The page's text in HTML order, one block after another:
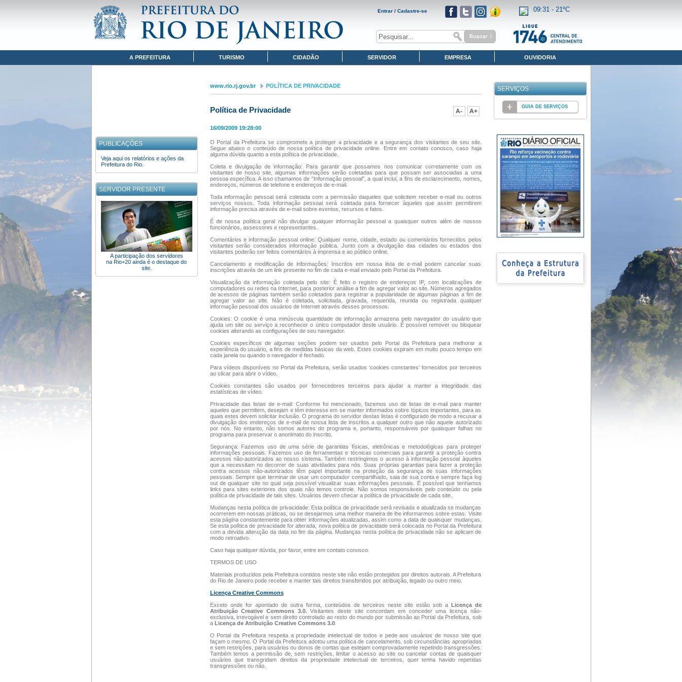
www.rio.rj.gov.br
POLÍTICA DE PRIVACIDADE
Entrar / Cadastre-se 09:31 -21ºC
A PREFEITURA TURISMO CIDADÃO SERVIDOR EMPRESA OUVIDORIA
PUBLICAÇÕES
Veja aqui os relatórios e ações da
Prefeitura do Rio.
SERVIDOR PRESENTE
A participação dos servidores
na Rio+20 ainda é o destaque do
site.
www.rio.rj.gov.br POLÍTICA DE PRIVACIDADE
Política de Privacidade
16/09/2009 19:28:00
O Portal da Prefeitura se compromete a proteger a privacidade e a segurança dos visitantes de seu site.
Segue abaixo o conteúdo de nossa política de privacidade online. Entre em contato conosco, caso haja
alguma dúvida quanto a esta política de privacidade.
Coleta e divulgação de informação: Para garantir que possamos nos comunicar corretamente com os
visitantes de nosso site, algumas informações serão coletadas para que possam ser associadas a uma
pessoa específica. A isso chamamos de "Informação pessoal", a qual inclui, a fins de esclarecimento, nomes,
endereços, números de telefone e endereços de e-mail.
Toda informação pessoal será coletada com a permissão daqueles que solicitem receber e-mail ou outros
serviços nossos. Toda informação pessoal será coletada para fornecer àqueles que assim permitirem
informação precisa através de e-mail sobre eventos, recursos e fatos.
É de nossa política geral não divulgar qualquer informação pessoal a quaisquer outros além de nossos
funcionários, assessores e representantes.
Comentários e informação pessoal online: Qualquer nome, cidade, estado ou comentários fornecidos pelos
visitantes serão considerados informação pública. Junto com a divulgação das cidades ou estados dos
visitantes poderão ser feitos comentários à imprensa e ao público online.
Cancelamento e modificação de informações: Inscritos em nossa lista de e-mail podem cancelar suas
inscrições através de um link presente no fim de cada e-mail enviado pelo Portal da Prefeitura.
Visualização da informação coletada pelo site: É feito o registro de endereços IP, com localizações de
computadores ou redes na Internet, para posterior análise a fim de agregar valor ao site. Números agregados
de acessos de páginas também serão coletados para registrar a popularidade de algumas páginas a fim de
agregar valor ao site. Não é coletada, solicitada, gravada, requerida, reunida ou registrada qualquer
informação pessoal dos usuários de Internet através desses processos.
Cookies: O cookie é uma minúscula quantidade de informação armazena pelo navegador do usuário que
ajuda um site ou serviço a reconhecer o único computador deste usuário. É possível remover ou bloquear
cookies alterando as configurações de seu navegador.
Cookies específicos de algumas seções podem ser usados pelo Portal da Prefeitura para melhorar a
experiência do usuário, a fins de medidas básicas da web. Estes cookies expiram em muito pouco tempo em
cada janela ou quando o navegador é fechado.
Para vídeos disponíveis no Portal da Prefeitura, serão usados ‘cookies constantes’ fornecidos por terceiros
ao clicar para abrir o vídeo.
Cookies constantes são usados por fornecedores terceiros para ajudar a manter a integridade das
estatísticas de vídeo.
Privacidade das listas de e-mail: Conforme foi mencionado, fazemos uso de listas de e-mail para manter
aqueles que permitem, desejam e têm interesse em se manter informados sobre tópicos importantes, para as
quais estes devem solicitar inclusão. O programa do servidor destas listas é configurado de modo a recusar a
divulgação dos endereços de e-mail de nossa lista de inscritos a qualquer outro que não aquele autorizado
por nós. No entanto, não somos autores do programa e, portanto, responsáveis por quaisquer falhas no
programa para preservar o anonimato do inscrito.
Segurança: Fazemos uso de uma série de garantias físicas, eletrônicas e metodológicas para proteger
informações pessoais. Fazemos uso de ferramentas e técnicas comerciais para garantir a proteção contra
acessos não-autorizados ao nosso sistema. Também restringimos o acesso à informação pessoal àqueles
que a necessitam no decorrer de suas atividades para nós. Suas próprias garantias para fazer a proteção
contra acessos não-autorizados têm papel importante na proteção da segurança de suas informações
pessoais. Sempre que terminar de usar um computador compartilhado, saia de sua conta e sempre faça log
out de qualquer site no qual seja possível visualizar suas informações pessoais. É possível que tenhamos
links para sites exteriores dos quais não temos controle. Não somos responsáveis pelo conteúdo ou pela
política de privacidade de tais sites. Usuários devem checar a política de privacidade de cada site.
Mudanças nesta política de privacidade: Esta política de privacidade será revisada e atualizada se mudanças
ocorrerem em nossas práticas, ou se desejarmos uma melhor maneira de lhe informarmos sobre estas. Visite
esta página constantemente para obter informações atualizadas, assim como a data de quaisquer mudanças.
Se esta política de privacidade for alterada, nova política de privacidade será colocada no Portal da Prefeitura
com a devida alteração da data no fim da página. Mudanças nesta política de privacidade não se aplicam de
modo retroativo.
Caso haja qualquer dúvida, por favor, entre em contato conosco.
TERMOS DE USO
Materiais produzidos pela Prefeitura contidos neste site não estão protegidos por direitos autorais. A Prefeitura
do Rio de Janeiro pode receber e manter tais direitos transferidos por atribuição, legado ou outro meio.
Licença Creative Commons
Exceto onde for apontado de outra forma, conteúdos de terceiros neste site estão sob a Licença de
Atribuição Creative Commons 3.0.Visitantes deste site concordam em conceder uma licença não-
exclusiva, irrevogável e sem direito controlado ao resto do mundo por submissão ao Portal da Prefeitura, sob
a Licença de Atribuição Creative Commons 3.0.
O Portal da Prefeitura respeita a propriedade intelectual de todos e pede aos usuários de nosso site que
façam o mesmo. O Portal da Prefeitura adotou uma política de cancelamento, sob circunstâncias apropriadas
e sem restrições, para usuários ou donos de contas que estejam comprovadamente repetindo transgressões.
Também temos a permissão de, sem restrições, limitar o acesso ao site ou cancelar contas de quaisquer
usuários que transgridam direitos da propriedade intelectual de terceiros, quer tenha havido repetidas
transgressões ou não.
SERVIÇOS
GUIA DE SERVIÇOS